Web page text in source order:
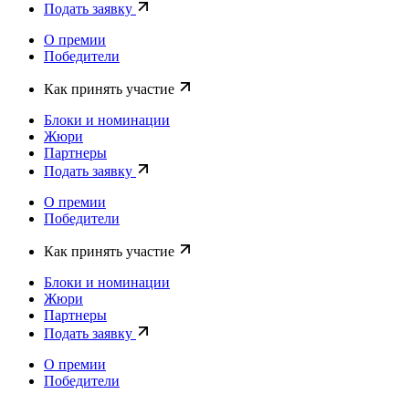
Подать заявку
О премии
Победители
Как принять участие
Блоки и номинации
Жюри
Партнеры
Подать заявку
О премии
Победители
Как принять участие
Блоки и номинации
Жюри
Партнеры
Подать заявку
О премии
Победители